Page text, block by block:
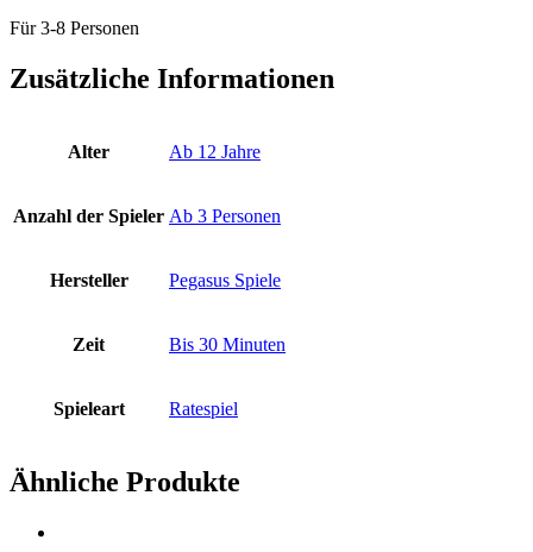
Für 3-8 Personen
Zusätzliche Informationen
Alter Ab 12 Jahre
Anzahl der Spieler Ab 3 Personen
Hersteller Pegasus Spiele
Zeit Bis 30 Minuten
Spieleart Ratespiel
Ähnliche Produkte